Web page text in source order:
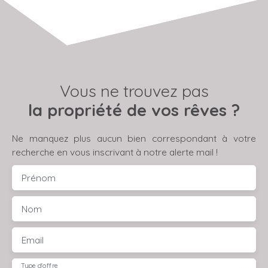
Vous ne trouvez pas
la propriété de vos rêves ?
Ne manquez plus aucun bien correspondant à votre
recherche en vous inscrivant à notre alerte mail !
Prénom
Nom
Email
Type d'offre